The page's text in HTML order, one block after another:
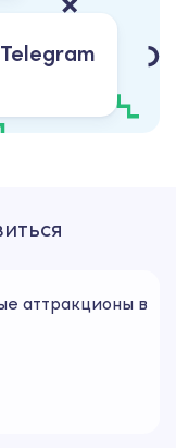
Telegram
аттракционы в